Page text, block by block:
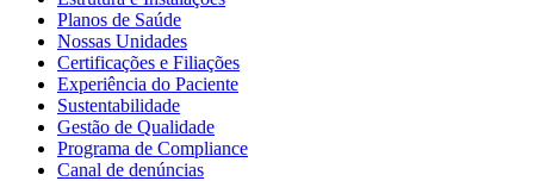
Planos de Saúde
Nossas Unidades
Certificações e Filiações
Experiência do Paciente
Sustentabilidade
Gestão de Qualidade
Programa de Compliance
Canal de denúncias